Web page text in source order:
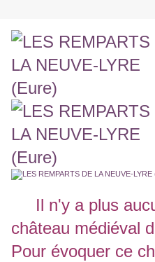
Il n'y a plus
château médiéval
Pour évoquer ce